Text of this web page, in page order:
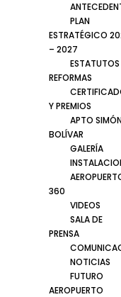
PLAN
ESTRATÉGICO
– 2027
ESTATUTOS
REFORMAS
Y PREMIOS
APTO
BOLÍVAR
GALERÍA
360
VIDEOS
SALA DE
PRENSA
NOTICIAS
FUTURO
AEROPUERTO